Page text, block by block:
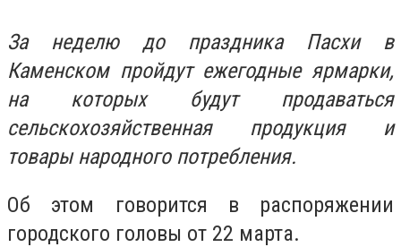
За неделю до праздника Пасхи в
Каменском пройдут ежегодные ярмарки,
на которых будут продаваться
сельскохозяйственная продукция и
товары народного потребления.
Об этом говорится в распоряжении
городского головы от 22 марта.